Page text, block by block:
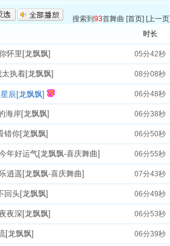
搜索到 93首舞曲 [首页] [上一页
时长
怀里[龙飘飘] 05分42秒
执着[龙飘飘] 08分08秒
辰[龙飘飘] 06分48秒
海岸[龙飘飘] 06分38秒
错你[龙飘飘] 06分50秒
年好运气[龙飘飘-喜庆舞曲] 06分55秒
逍遥[龙飘飘-喜庆舞曲] 07分43秒
回头[龙飘飘] 06分49秒
夜深[龙飘飘] 06分53秒
[龙飘飘] 06分39秒